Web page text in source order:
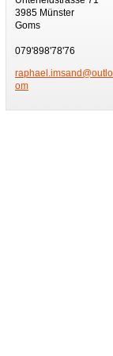
3985 Münster
Goms
079'898'78'76
raphael.imsand@o
om